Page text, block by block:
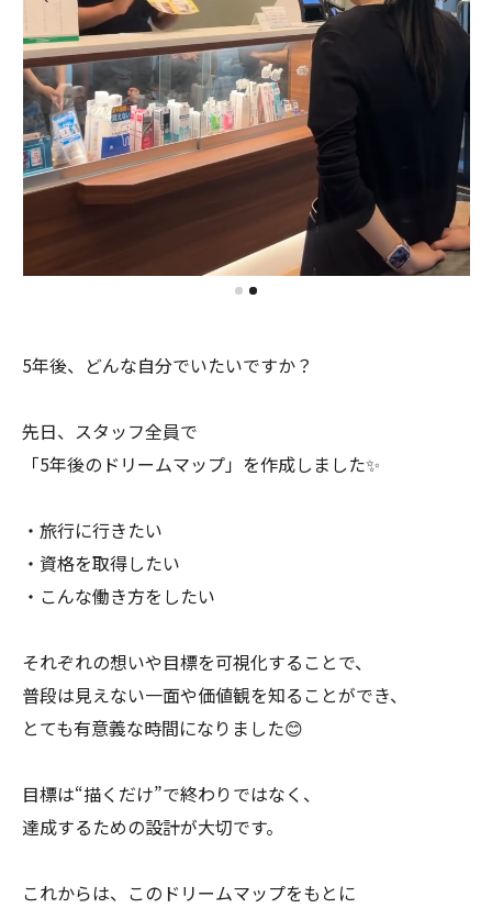
5年後、どんな自分でいたいですか？
先日、スタッフ全員で
「5年後のドリームマップ」を作成しました✨
・旅行に行きたい
・資格を取得したい
・こんな働き方をしたい
それぞれの想いや目標を可視化することで、
普段は見えない一面や価値観を知ることができ、
とても有意義な時間になりました😊
目標は“描くだけ”で終わりではなく、
達成するための設計が大切です。
これからは、このドリームマップをもとに